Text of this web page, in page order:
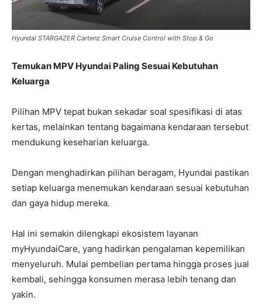
Hyundai STARGAZER Cartenz Smart Cruise Control with Stop & Go
Temukan MPV Hyundai Paling Sesuai Kebutuhan
Keluarga
Pilihan MPV tepat bukan sekadar soal spesifikasi di atas
kertas, melainkan tentang bagaimana kendaraan tersebut
mendukung keseharian keluarga.
Dengan menghadirkan pilihan beragam, Hyundai pastikan
setiap keluarga menemukan kendaraan sesuai kebutuhan
dan gaya hidup mereka.
Hal ini semakin dilengkapi ekosistem layanan
myHyundaiCare, yang hadirkan pengalaman kepemilikan
menyeluruh. Mulai pembelian pertama hingga proses jual
kembali, sehingga konsumen merasa lebih tenang dan
yakin.